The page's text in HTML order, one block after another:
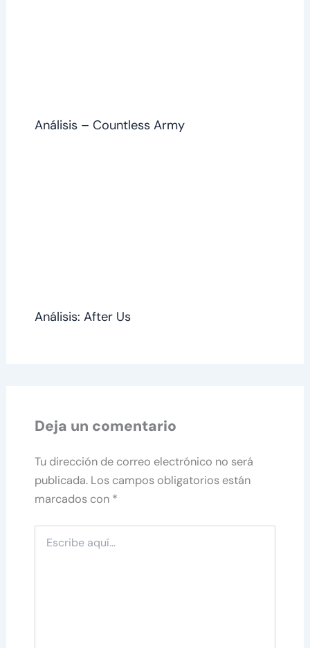
Análisis – Countless Army
Análisis: After Us
Deja un comentario
Tu dirección de correo electrónico no será
publicada. Los campos obligatorios están
marcados con *
aquí...